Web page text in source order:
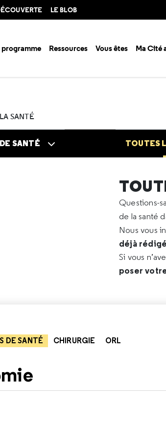
LE BLOB
programme Ressources Vous êtes Ma Cité
SANTÉ
SANTÉ TOUTES
Questions-
de la santé
Nous vous
déjà
Si vous
poser
DE SANTÉ CHIRURGIE ORL